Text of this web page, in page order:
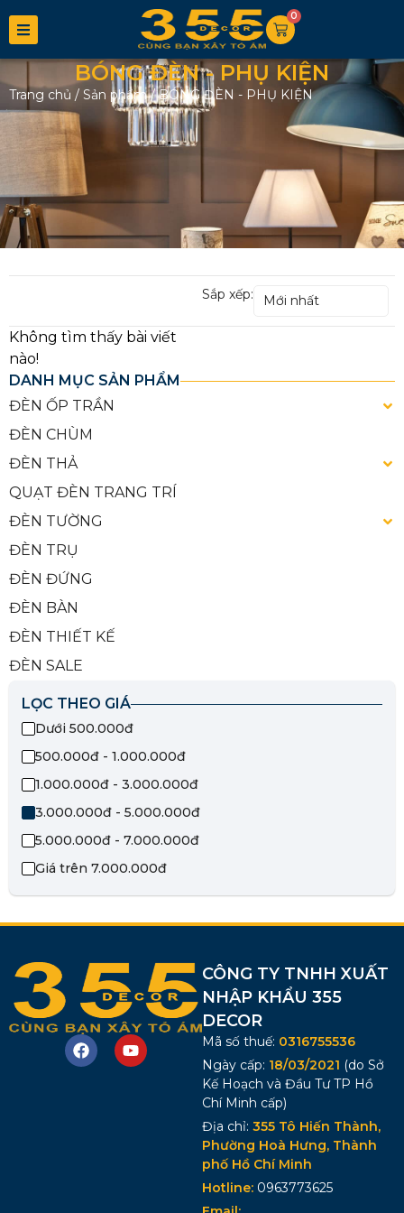
0
BÓNG ĐÈN - PHỤ KIỆN
Trang chủ / Sản phẩm/BÓNG ĐÈN - PHỤ KIỆN
DANH MỤC SẢN PHẨM
ĐÈN ỐP TRẦN
ĐÈN CHÙM
ĐÈN THẢ
QUẠT ĐÈN TRANG TRÍ
ĐÈN TƯỜNG
ĐÈN TRỤ
ĐÈN ĐỨNG
ĐÈN BÀN
ĐÈN THIẾT KẾ
ĐÈN SALE
LỌC THEO GIÁ
Dưới 500.000đ
500.000đ - 1.000.000đ
1.000.000đ - 3.000.000đ
3.000.000đ - 5.000.000đ
5.000.000đ - 7.000.000đ
Giá trên 7.000.000đ
Sắp xếp: Mới nhất
CÔNG TY TNHH XUẤT
NHẬP KHẨU 355
DECOR
Mã số thuế: 0316755536
Ngày cấp: 18/03/2021 (do Sở
Kế Hoạch và Đầu Tư TP Hồ
Chí Minh cấp)
Địa chỉ: 355 Tô Hiến Thành,
Phường Hoà Hưng, Thành
phố Hồ Chí Minh
Hotline: 0963773625